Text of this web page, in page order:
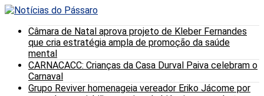
Câmara de Natal aprova projeto de Kleber Fernandes
que cria estratégia ampla de promoção da saúde
mental
CARNACACC: Crianças da Casa Durval Paiva celebram o
Carnaval
Grupo Reviver homenageia vereador Eriko Jácome por